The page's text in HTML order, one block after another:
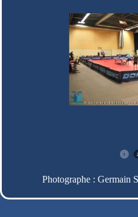
1
Photographe : Germain